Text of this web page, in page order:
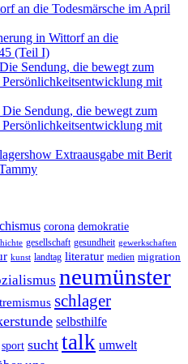
an die Todesmärsche im April
in Wittorf an die
(Teil I)
Sendung, die bewegt zum
mit
Sendung, die bewegt zum
mit
Extraausgabe mit Berit
corona demokratie
gesellschaft gesundheit gewerkschaften
kunst landtag literatur medien migration
neumünster
schlager
selbsthilfe
sport sucht talk umwelt